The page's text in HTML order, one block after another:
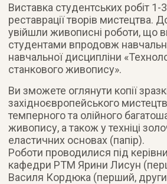
Виставка студентських робіт 1-
реставрації творів мистецтва.
увійшли живописні роботи, що
студентами впродовж
навчальної дисципліни
станкового живопису».
Ви зможете оглянути копії
західноєвропейського
темперного та олійного
живопису, а також у техніці
еластичних основах (папір).
Роботи проводилися під
кафедри РТМ Ярини Лисун
Василя Кордюка (перший,